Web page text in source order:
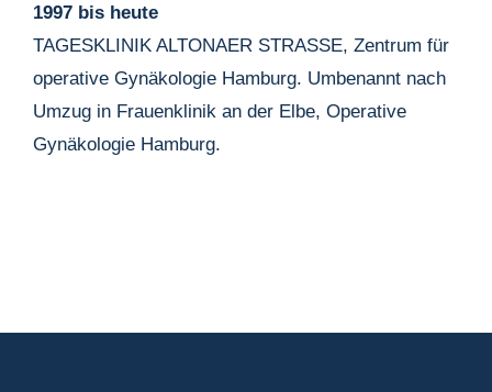
1997 bis heute
TAGESKLINIK ALTONAER STRASSE, Zentrum für
operative Gynäkologie Hamburg. Umbenannt nach
Umzug in Frauenklinik an der Elbe, Operative
Gynäkologie Hamburg.